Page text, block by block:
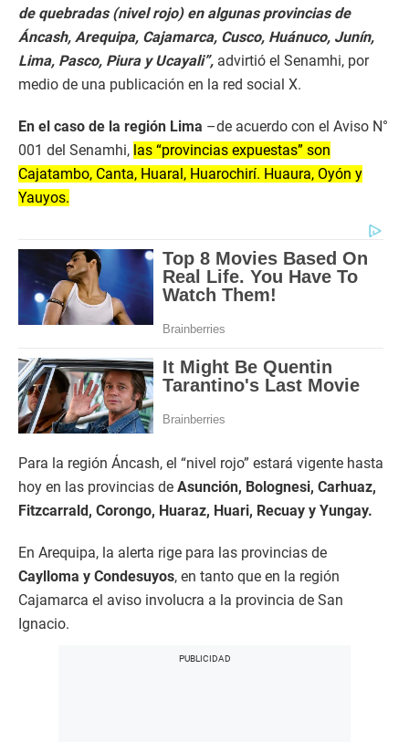
de quebradas (nivel rojo) en algunas provincias de
Áncash, Arequipa, Cajamarca, Cusco, Huánuco, Junín,
Lima, Pasco, Piura y Ucayali”, advirtió el Senamhi, por
medio de una publicación en la red social X.
En el caso de la región Lima –de acuerdo con el Aviso N°
001 del Senamhi, las “provincias expuestas” son
Cajatambo, Canta, Huaral, Huarochirí. Huaura, Oyón y
Yauyos.
Para la región Áncash, el “nivel rojo” estará vigente hasta
hoy en las provincias de Asunción, Bolognesi, Carhuaz,
Fitzcarrald, Corongo, Huaraz, Huari, Recuay y Yungay.
En Arequipa, la alerta rige para las provincias de
Caylloma y Condesuyos, en tanto que en la región
Cajamarca el aviso involucra a la provincia de San
Ignacio.